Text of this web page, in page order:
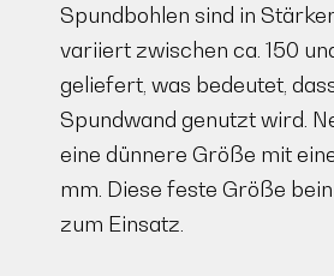
Spundbohlen sind in
variiert zwischen ca. 150
geliefert, was bedeutet,
Spundwand genutzt wird.
eine dünnere Größe mit
mm. Diese feste Größe
zum Einsatz.